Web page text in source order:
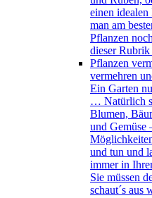
einen
man am
Pflanzen
dieser
Pflanzen
vermehren
Ein Garten
… Natürlich
Blumen,
und Gemüse
und tun und
immer in
Sie müssen
schaut´s aus